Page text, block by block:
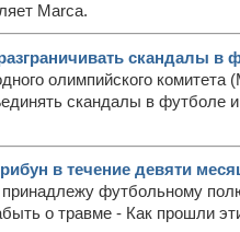
Marca.
скандалы в
олимпийского комитета
скандалы в футболе и
в течение девяти
футбольному
о травме - Как прошли